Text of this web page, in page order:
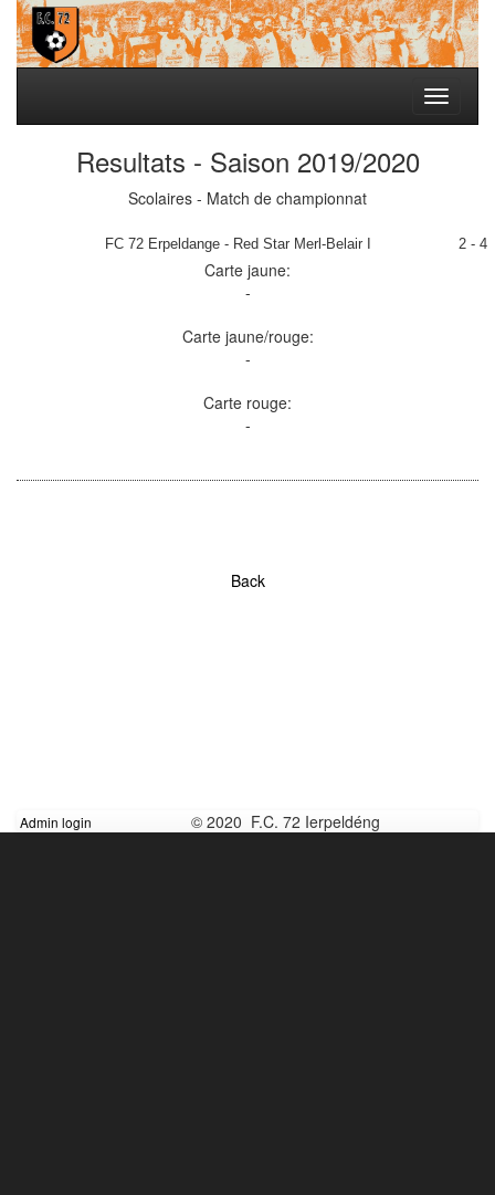
Toggle
Resultats - Saison 2019/2020
Scolaires - Match de championnat
FC 72 Erpeldange - Red Star Merl-Belair I 2 - 4
Carte jaune:
-
Carte jaune/rouge:
-
Carte rouge:
-
Back
Admin login © 2020 F.C. 72 Ierpeldéng